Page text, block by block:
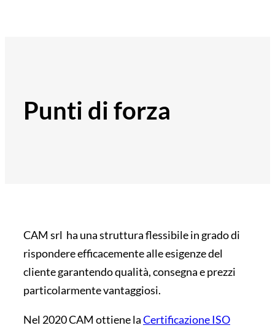
Punti di forza
CAM srl ha una struttura flessibile in grado di
rispondere efficacemente alle esigenze del
cliente garantendo qualità, consegna e prezzi
particolarmente vantaggiosi.
Nel 2020 CAM ottiene laCertificazione ISO